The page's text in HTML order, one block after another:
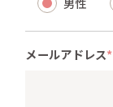
メールアドレス*